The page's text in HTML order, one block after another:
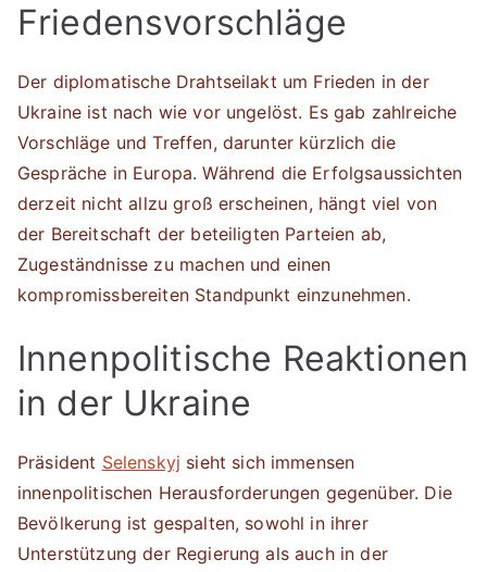
Friedensvorschläge
Der diplomatische Drahtseilakt um Frieden in der
Ukraine ist nach wie vor ungelöst. Es gab zahlreiche
Vorschläge und Treffen, darunter kürzlich die
Gespräche in Europa. Während die Erfolgsaussichten
derzeit nicht allzu groß erscheinen, hängt viel von
der Bereitschaft der beteiligten Parteien ab,
Zugeständnisse zu machen und einen
kompromissbereiten Standpunkt einzunehmen.
Innenpolitische Reaktionen
in der Ukraine
Präsident Selenskyj sieht sich immensen
innenpolitischen Herausforderungen gegenüber. Die
Bevölkerung ist gespalten, sowohl in ihrer
Unterstützung der Regierung als auch in der